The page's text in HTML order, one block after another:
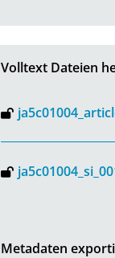
Volltext Dateien
Metadaten